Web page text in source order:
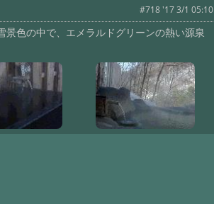
#718 '17 3/1 05:10
色の中で、エメラルドグリーンの熱い源泉